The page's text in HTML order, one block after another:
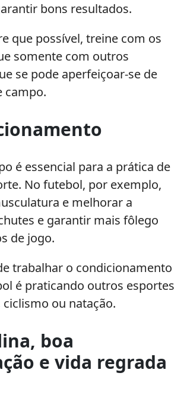
bons resultados.
que possível, treine com os
somente com outros
se pode aperfeiçoar-se de
campo.
é essencial para a prática de
No futebol, por exemplo,
e melhorar a
e garantir mais fôlego
de jogo.
trabalhar o condicionamento
é praticando outros esportes
ou natação.
boa
e vida regrada